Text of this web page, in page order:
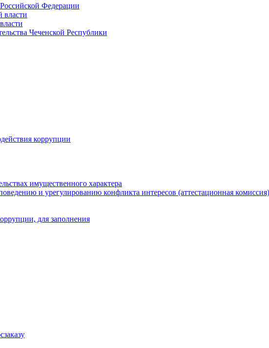
Федерации
власти
Чеченской Республики
коррупции
имущественного характера
и урегулированию конфликта интересов (аттестационная комиссия)
для заполнения